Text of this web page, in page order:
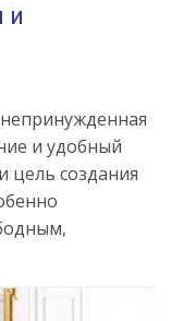
и
и удобный
цель создания